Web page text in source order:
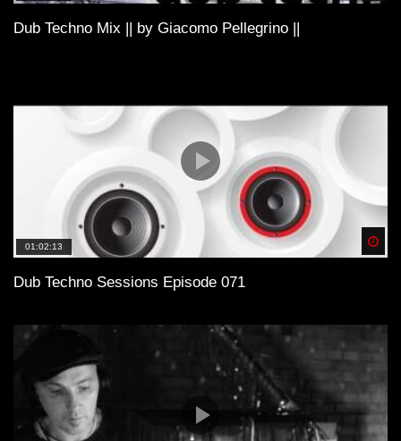
Dub Techno Mix || by Giacomo Pellegrino ||
01:02:13
Dub Techno Sessions Episode 071